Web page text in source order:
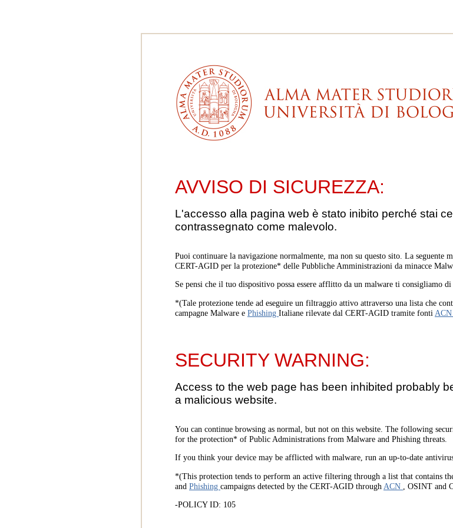
AVVISO DI SICUREZZA:
L'accesso alla pagina web è stato inibito perché stai
contrassegnato come malevolo.
Puoi continuare la navigazione normalmente, ma non su questo sito. La seguente
CERT-AGID per la protezione* delle Pubbliche Amministrazioni da minacce
Se pensi che il tuo dispositivo possa essere afflitto da un malware ti consigliamo
*(Tale protezione tende ad eseguire un filtraggio attivo attraverso una lista che
campagne Malware e Phishing Italiane rilevate dal CERT-AGID tramite fonti ACN
SECURITY WARNING:
Access to the web page has been inhibited probably
a malicious website.
You can continue browsing as normal, but not on this website. The following
for the protection* of Public Administrations from Malware and Phishing threats.
If you think your device may be afflicted with malware, run an up-to-date
*(This protection tends to perform an active filtering through a list that contains
and Phishing campaigns detected by the CERT-AGID through ACN
, OSINT and
-POLICY ID: 105